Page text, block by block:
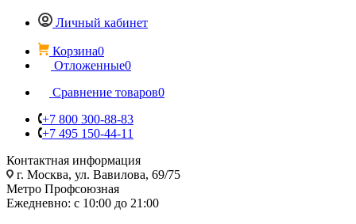
Личный кабинет
Корзина0
Отложенные0
Сравнение товаров0
+7 800 300-88-83
+7 495 150-44-11
Контактная информация
г. Москва, ул. Вавилова, 69/75
Метро Профсоюзная
Ежедневно: с 10:00 до 21:00